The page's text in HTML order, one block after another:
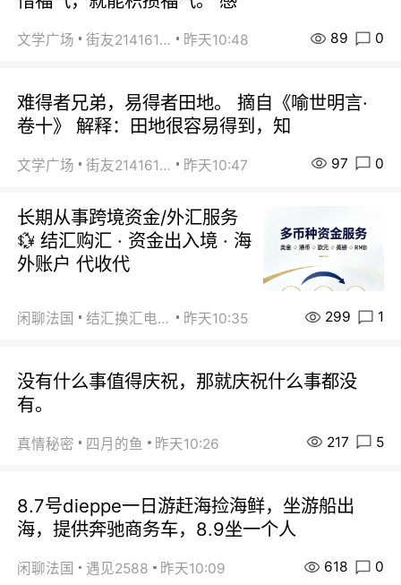
文学广场 街友21416156 昨天10:48 89 0
难得者兄弟，易得者田地。 摘自《喻世明言·
卷十》 解释：田地很容易得到，知
文学广场 街友21416156 昨天10:47 97 0
长期从事跨境资金/外汇服务
💱 结汇购汇 · 资金出入境 · 海
外账户 代收代
闲聊法国 结汇换汇电汇 昨天10:35 299 1
没有什么事值得庆祝，那就庆祝什么事都没
有。
真情秘密 四月的鱼 昨天10:26 217 5
8.7号dieppe一日游赶海捡海鲜，坐游船出
海，提供奔驰商务车，8.9坐一个人
闲聊法国 遇见2588 昨天10:09 618 0